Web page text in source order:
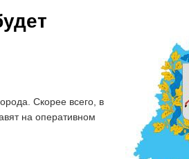
Скорее всего, в
на оперативном